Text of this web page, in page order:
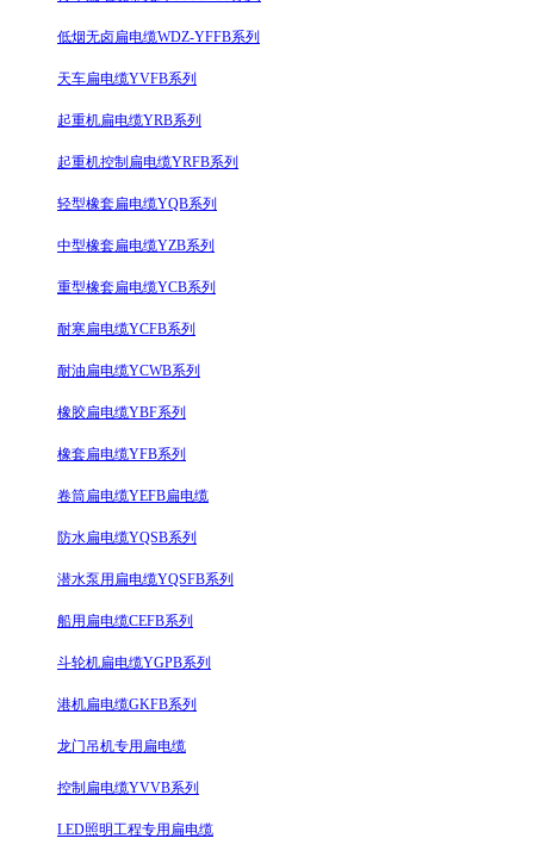
低烟无卤扁电缆WDZ-YFFB系列
天车扁电缆YVFB系列
起重机扁电缆YRB系列
起重机控制扁电缆YRFB系列
轻型橡套扁电缆YQB系列
中型橡套扁电缆YZB系列
重型橡套扁电缆YCB系列
耐寒扁电缆YCFB系列
耐油扁电缆YCWB系列
橡胶扁电缆YBF系列
橡套扁电缆YFB系列
卷筒扁电缆YEFB扁电缆
防水扁电缆YQSB系列
潜水泵用扁电缆YQSFB系列
船用扁电缆CEFB系列
斗轮机扁电缆YGPB系列
港机扁电缆GKFB系列
龙门吊机专用扁电缆
控制扁电缆YVVB系列
LED照明工程专用扁电缆